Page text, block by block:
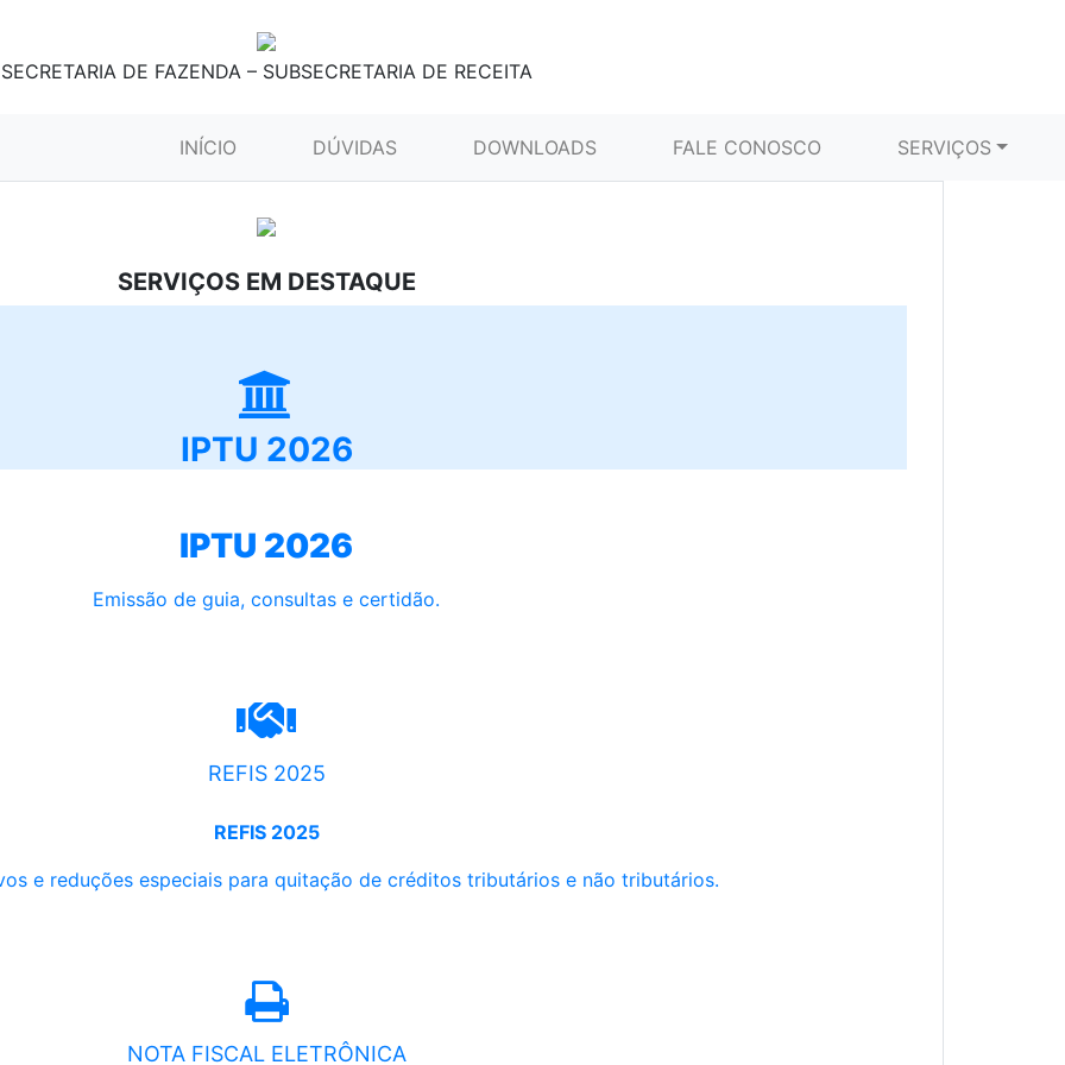
SECRETARIA DE FAZENDA – SUBSECRETARIA DE RECEITA
INÍCIO (CURRENT)DÚVIDAS DOWNLOADS FALE CONOSCO SERVIÇOS
SERVIÇOS EM DESTAQUE
IPTU 2026
IPTU 2026
Emissão de guia, consultas e certidão.
REFIS 2025
REFIS 2025
e reduções especiais para quitação de créditos tributários e não tributários.
NOTA FISCAL ELETRÔNICA